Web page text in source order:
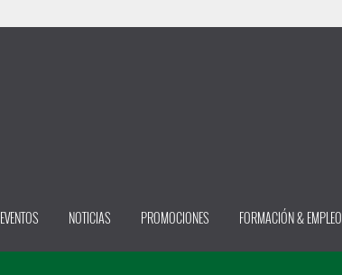
EVENTOS NOTICIAS PROMOCIONES FORMACIÓN & EMPLEO